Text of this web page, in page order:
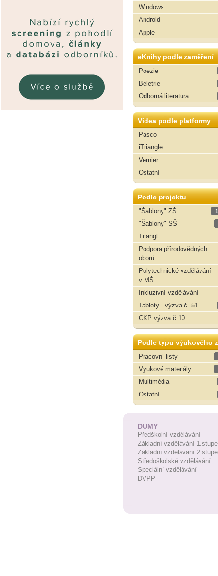
Windows
Android
Apple
eKnihy podle zaměření
Poezie
Beletrie
Odborná literatura
Videa podle platformy
Pasco
iTriangle
Vernier
Ostatní
Podle projektu
"Šablony" ZŠ
"Šablony" SŠ
Triangl
Podpora přírodovědných
oborů
Polytechnické vzdělávání
v MŠ
Inkluzivní vzdělávání
Tablety - výzva č. 51
CKP výzva č.10
Podle typu výukového
Pracovní listy
Výukové materiály
Multimédia
Ostatní
DUMY
Předškolní vzdělávání
Základní vzdělávání
Základní vzdělávání
Středoškolské vzdělávání
Speciální vzdělávání
DVPP